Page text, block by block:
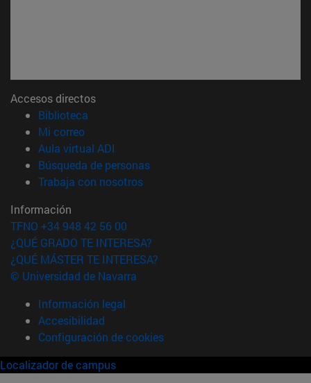
Accesos directos
Biblioteca
Mi correo(abre en nueva ventana)
Aula virtual ADI
Búsqueda de personas(abre en nueva ventana)
Trabaja con nosotros(abre en nueva ventana)
Información
TFNO +34 948 42 56 00
¿QUÉ GRADO TE INTERESA?
¿QUÉ MÁSTER TE INTERESA?
© Universidad de Navarra
Información legal
Accesibilidad
Configuración de cookies
Localizador de campus